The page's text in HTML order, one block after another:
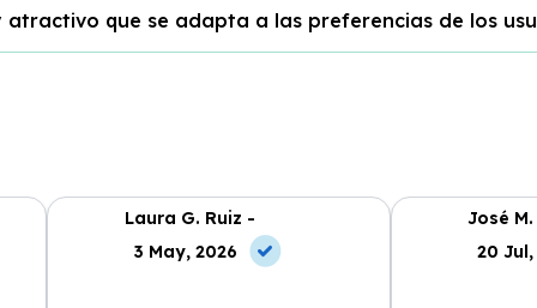
atractivo que se adapta a las preferencias de los
Laura G. Ruiz -
3 May, 2026
José
20 Jul,